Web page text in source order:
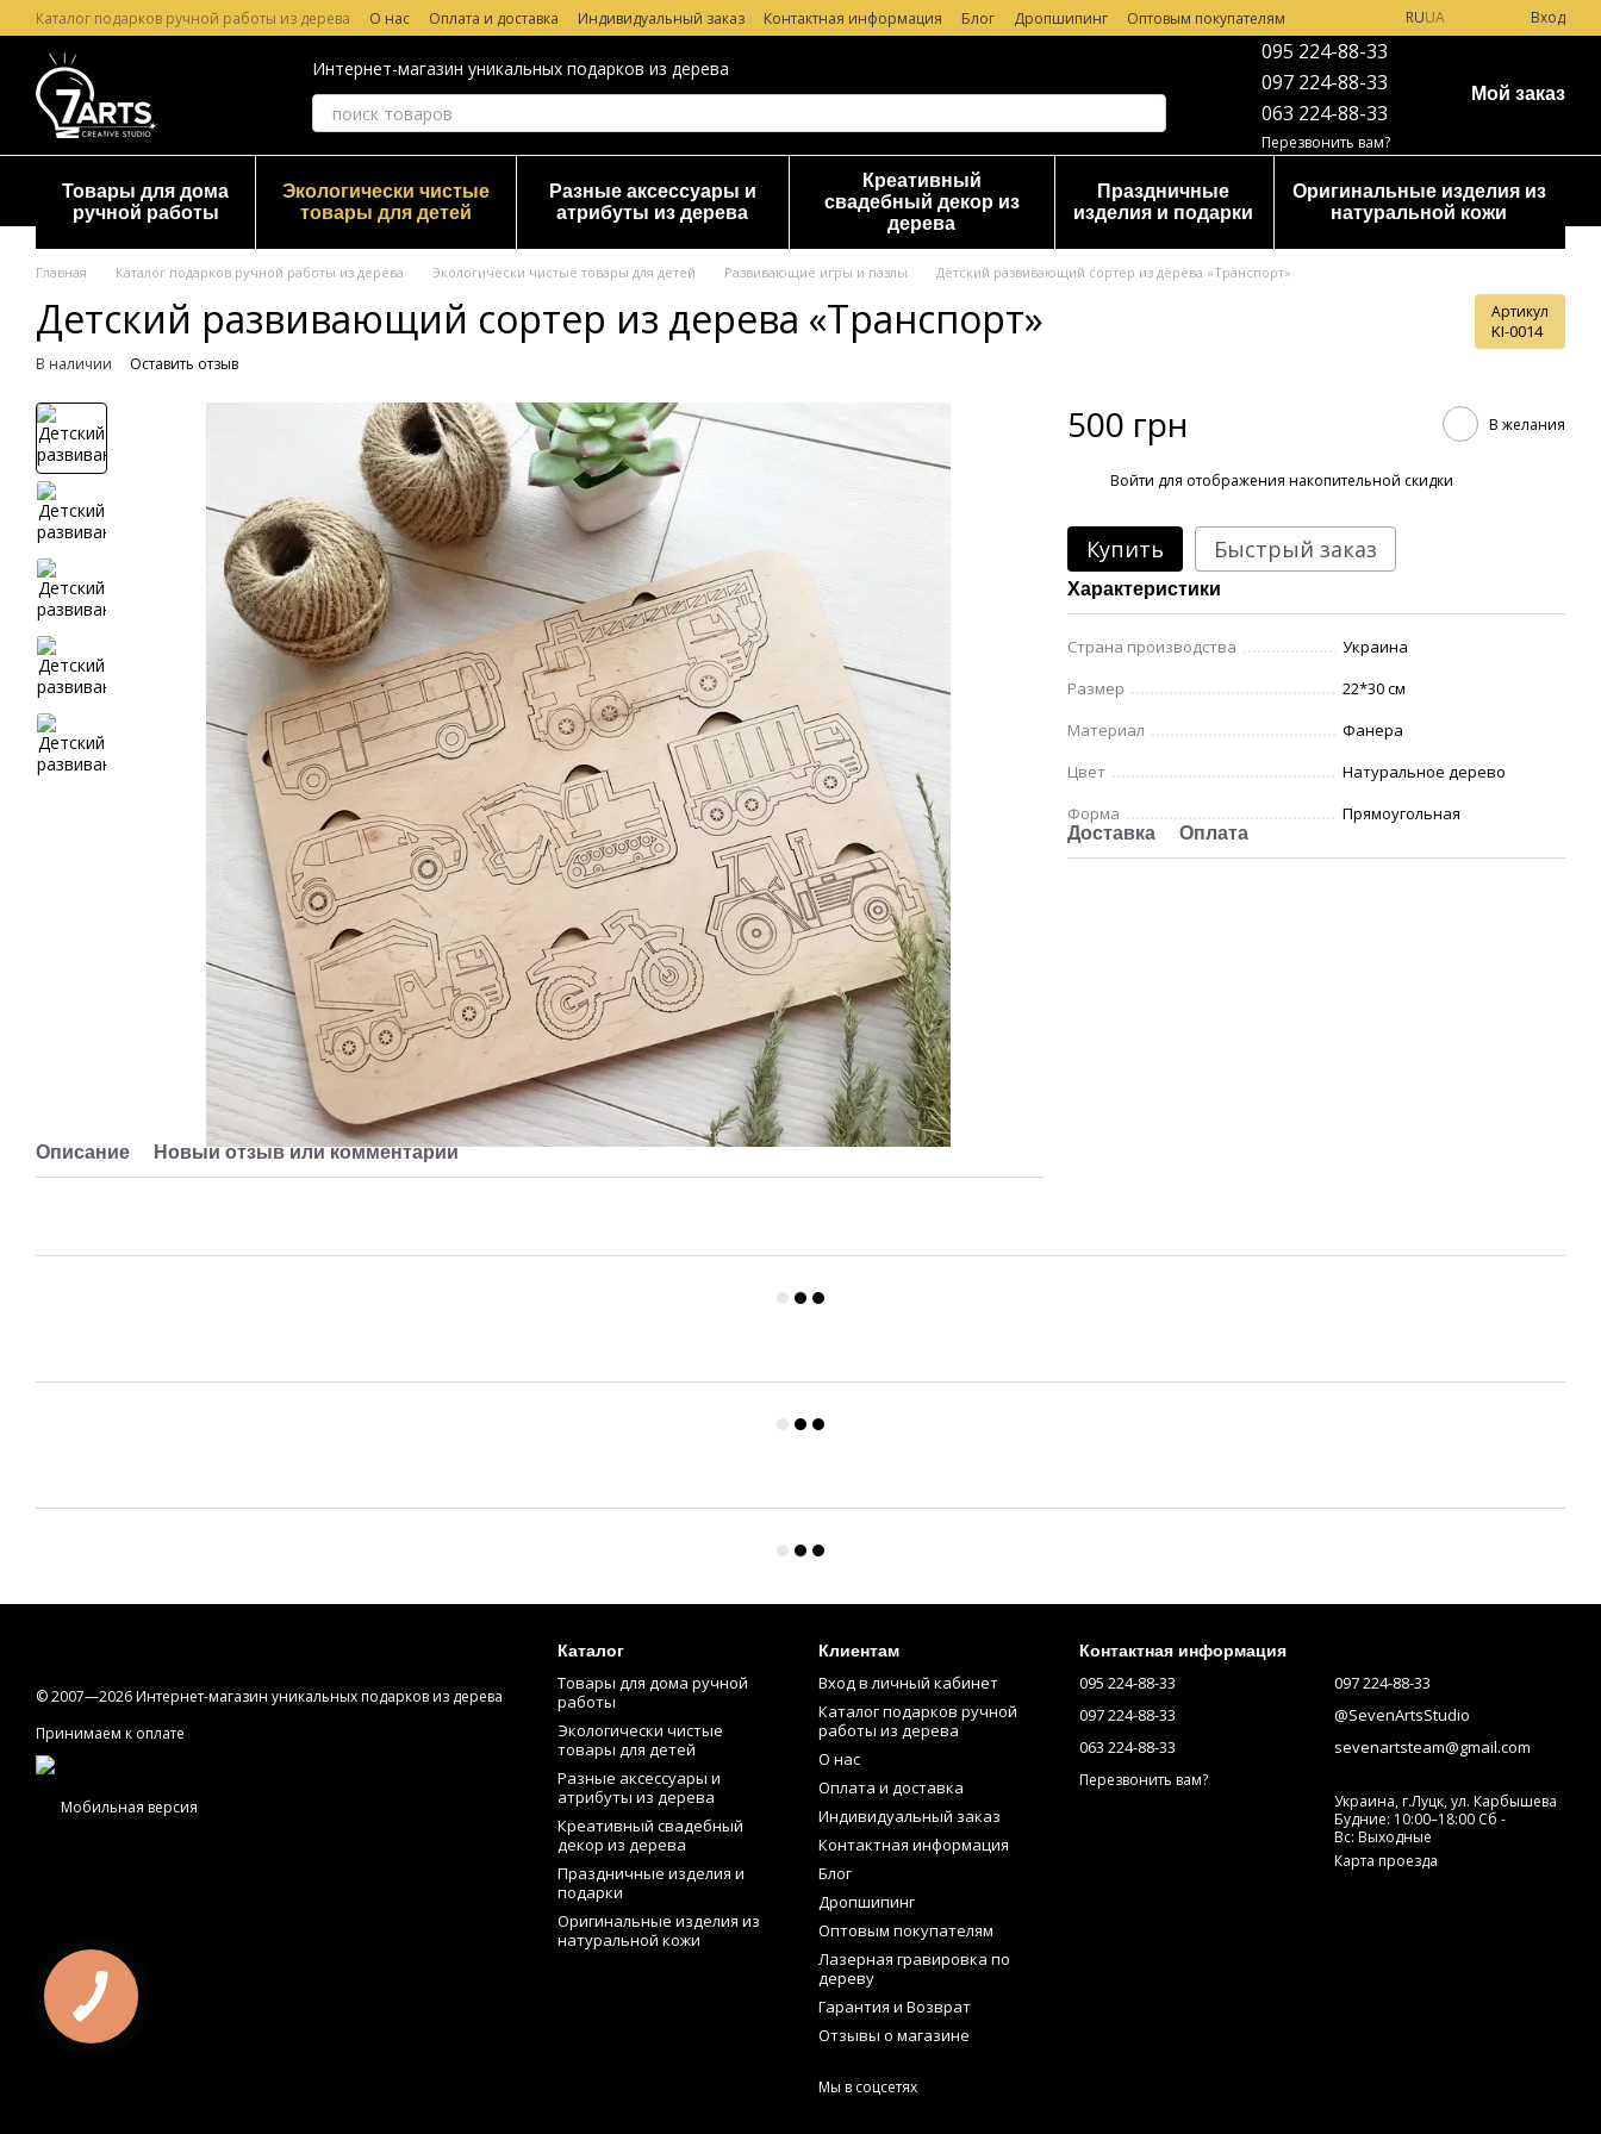
Перейти к основному контенту
Каталог подарков ручной работы из дерева О нас Оплата и доставка Индивидуальный заказ Контактная информация Блог Дропшипинг
Оптовым покупателям
Лазерная гравировка по дереву
Гарантия и Возврат Отзывы о магазине
RUUA Вход
Интернет-магазин уникальных подарков из дерева
095 224-88-33
097 224-88-33
063 224-88-33
Перезвонить вам?
Мой заказ
Товары для дома
ручной работы
Экологически чистые
товары для детей
Разные аксессуары и
атрибуты из дерева
Креативный
свадебный декор из
дерева
Праздничные
изделия и подарки
Оригинальные изделия из
натуральной кожи
Главная Каталог подарков ручной работы из дерева Экологически чистые товары для детей Развивающие игры и пазлы Детский развивающий сортер из дерева «Транспорт»
Детский развивающий сортер из дерева «Транспорт» Артикул
KI-0014
В наличии Оставить отзыв
Описание Новый отзыв или комментарий
500 грн В желания
Войти для отображения накопительной скидки
Купить Быстрый заказ
Характеристики
Страна производства
Украина
Размер
22*30 см
Материал
Фанера
Цвет
Натуральное дерево
Форма
Прямоугольная
Доставка Оплата
© 2007—2026 Интернет-магазин уникальных подарков из дерева
Принимаем к оплате
Мобильная версия
Каталог
Товары для дома ручной
работы
Экологически чистые
товары для детей
Разные аксессуары и
атрибуты из дерева
Креативный свадебный
декор из дерева
Праздничные изделия и
подарки
Оригинальные изделия из
натуральной кожи
Клиентам
Вход в личный кабинет
Каталог подарков ручной
работы из дерева
О нас
Оплата и доставка
Индивидуальный заказ
Контактная информация
Блог
Дропшипинг
Оптовым покупателям
Лазерная гравировка по
дереву
Гарантия и Возврат
Отзывы о магазине
Мы в соцсетях
Контактная информация
095 224-88-33
097 224-88-33
063 224-88-33
Перезвонить вам?
097 224-88-33
@SevenArtsStudio
sevenartsteam@gmail.com
Украина, г.Луцк, ул. Карбышева
Будние: 10:00–18:00 Сб -
Вс: Выходные
Карта проезда